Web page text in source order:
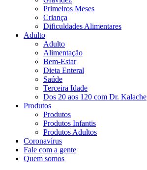
Primeiros Meses
Criança
Dificuldades Alimentares
Adulto
Adulto
Alimentação
Bem-Estar
Dieta Enteral
Saúde
Terceira Idade
Dos 20 aos 120 com Dr. Kalache
Produtos
Produtos
Produtos Infantis
Produtos Adultos
Coronavírus
Fale com a gente
Quem somos